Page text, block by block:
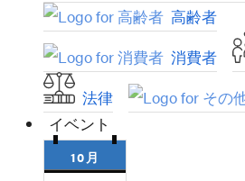
高齢者
消費者
法律
イベント
10月